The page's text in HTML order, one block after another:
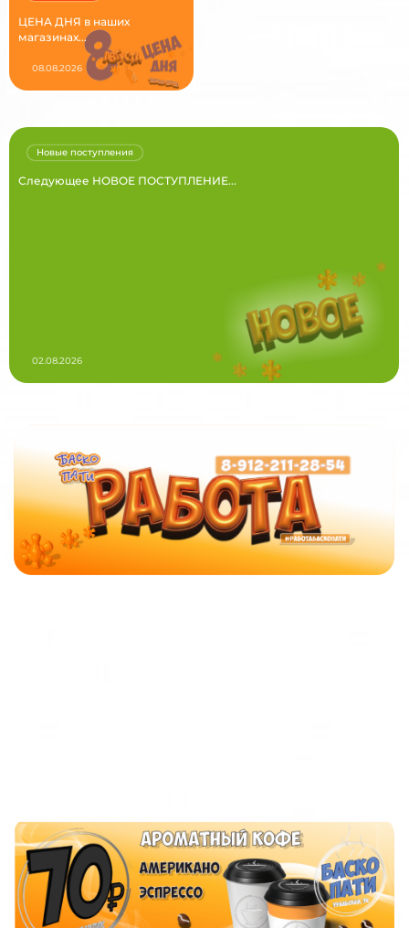
ЦЕНА ДНЯ в наших
магазинах...
08.08.2026
Следующее НОВОЕ ПОСТУПЛЕНИЕ...
Новые поступления
02.08.2026